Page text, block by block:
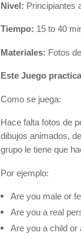
Nivel: Principiantes
Tiempo: 15 to 40
Materiales: Fotos
Este Juego
Como se juega:
Hace falta fotos de
dibujos animados,
grupo le tiene que
Por ejemplo:
Are you male or
Are you a real
Are you a child or